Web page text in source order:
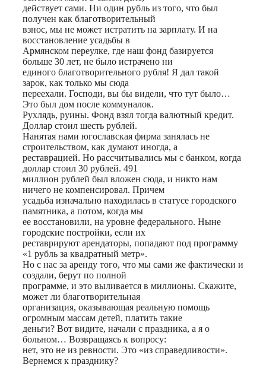
действует сами. Ни один рубль из того, что был
получен как благотворительный
взнос, мы не может истратить на зарплату. И на
восстановление усадьбы в
Армянском переулке, где наш фонд базируется
больше 30 лет, не было истрачено ни
единого благотворительного рубля! Я дал такой
зарок, как только мы сюда
переехали. Господи, вы бы видели, что тут было…
Это был дом после коммуналок.
Рухлядь, руины. Фонд взял тогда валютный кредит.
Доллар стоил шесть рублей.
Нанятая нами югославская фирма занялась не
строительством, как думают иногда, а
реставрацией. Но рассчитывались мы с банком, когда
доллар стоил 30 рублей. 491
миллион рублей был вложен сюда, и никто нам
ничего не компенсировал. Причем
усадьба изначально находилась в статусе городского
памятника, а потом, когда мы
ее восстановили, на уровне федерального. Ныне
городские постройки, если их
реставрируют арендаторы, попадают под программу
«1 рубль за квадратный метр».
Но с нас за аренду того, что мы сами же фактически и
создали, берут по полной
программе, и это выливается в миллионы. Скажите,
может ли благотворительная
организация, оказывающая реальную помощь
огромным массам детей, платить такие
деньги? Вот видите, начали с праздника, а я о
больном… Возвращаясь к вопросу:
нет, это не из ревности. Это «из справедливости».
Вернемся к празднику?